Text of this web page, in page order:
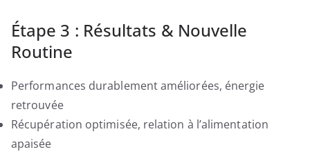
Étape 3 : Résultats & Nouvelle
Routine
Performances durablement améliorées, énergie
retrouvée
Récupération optimisée, relation à l’alimentation
apaisée